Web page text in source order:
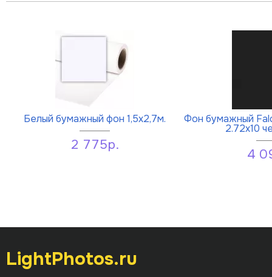
Белый бумажный фон 1,5х2,7м.
2 775р.
Фон бумажный
2.72x10
4
LightPhotos.ru